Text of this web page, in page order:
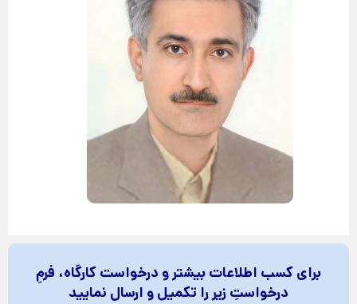
برای کسب اطلاعات بیشتر و درخواست کارگاه، فرمِ
درخواستِ زیر را تکمیل و ارسال نمایید